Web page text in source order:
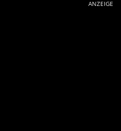
ANZEIGE